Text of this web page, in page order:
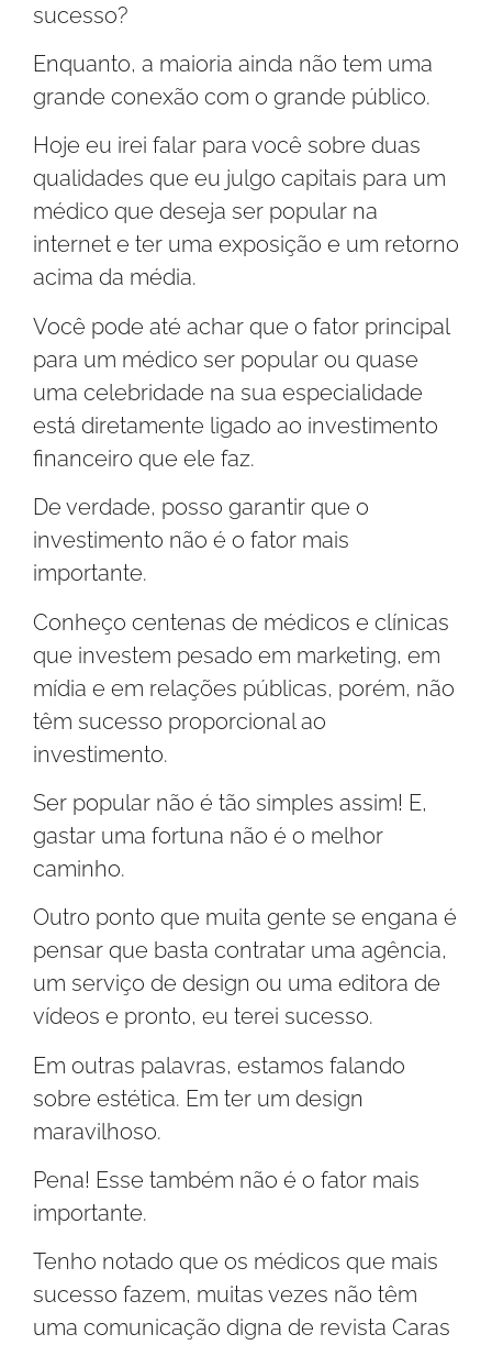
sucesso?
Enquanto, a maioria ainda não tem uma
grande conexão com o grande público.
Hoje eu irei falar para você sobre duas
qualidades que eu julgo capitais para um
médico que deseja ser popular na
internet e ter uma exposição e um retorno
acima da média.
Você pode até achar que o fator principal
para um médico ser popular ou quase
uma celebridade na sua especialidade
está diretamente ligado ao investimento
financeiro que ele faz.
De verdade, posso garantir que o
investimento não é o fator mais
importante.
Conheço centenas de médicos e clínicas
que investem pesado em marketing, em
mídia e em relações públicas, porém, não
têm sucesso proporcional ao
investimento.
Ser popular não é tão simples assim! E,
gastar uma fortuna não é o melhor
caminho.
Outro ponto que muita gente se engana é
pensar que basta contratar uma agência,
um serviço de design ou uma editora de
vídeos e pronto, eu terei sucesso.
Em outras palavras, estamos falando
sobre estética. Em ter um design
maravilhoso.
Pena! Esse também não é o fator mais
importante.
Tenho notado que os médicos que mais
sucesso fazem, muitas vezes não têm
uma comunicação digna de revista Caras